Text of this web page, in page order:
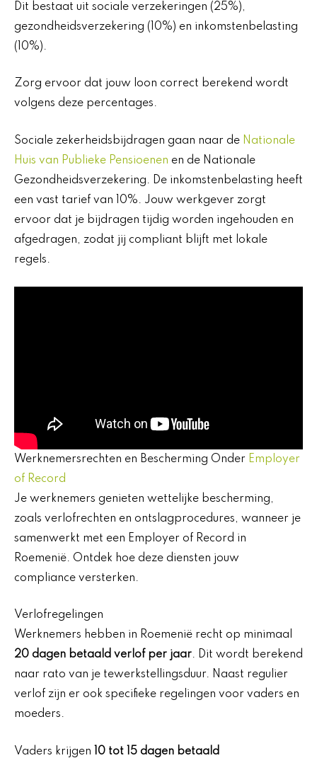
Dit bestaat uit sociale verzekeringen (25%),
gezondheidsverzekering (10%) en inkomstenbelasting
(10%).
Zorg ervoor dat jouw loon correct berekend wordt
volgens deze percentages.
Sociale zekerheidsbijdragen gaan naar de Nationale
Huis van Publieke Pensioenen en de Nationale
Gezondheidsverzekering. De inkomstenbelasting heeft
een vast tarief van 10%. Jouw werkgever zorgt
ervoor dat je bijdragen tijdig worden ingehouden en
afgedragen, zodat jij compliant blijft met lokale
regels.
Werknemersrechten en Bescherming Onder Employer
of Record
Je werknemers genieten wettelijke bescherming,
zoals verlofrechten en ontslagprocedures, wanneer je
samenwerkt met een Employer of Record in
Roemenië. Ontdek hoe deze diensten jouw
compliance versterken.
Verlofregelingen
Werknemers hebben in Roemenië recht op minimaal
20 dagen betaald verlof per jaar. Dit wordt berekend
naar rato van je tewerkstellingsduur. Naast regulier
verlof zijn er ook specifieke regelingen voor vaders en
moeders.
Vaders krijgen
10 tot 15 dagen betaald